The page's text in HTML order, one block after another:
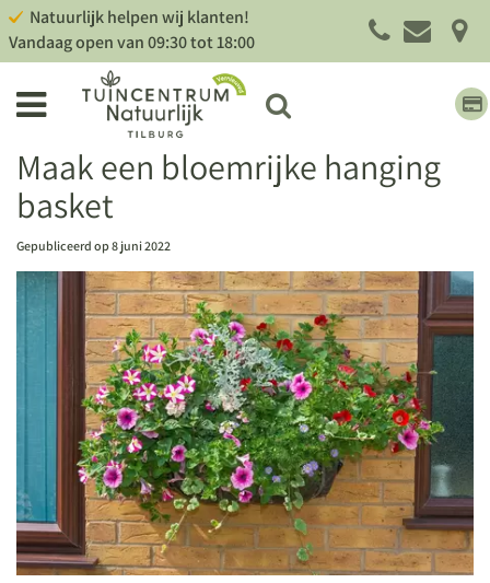
Natuurlijk helpen wij klanten!
Vandaag open van09:30tot18:00
Maak een bloemrijke hanging
basket
Gepubliceerd op8 juni 2022